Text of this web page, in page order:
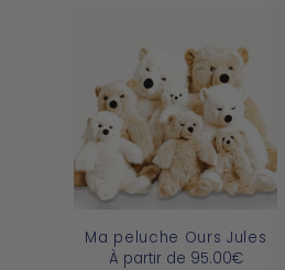
Ma peluche Ours Jules
À partir de 95.00€